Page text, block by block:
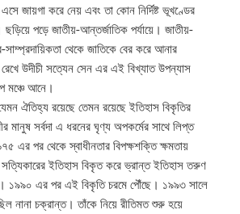
জায়গা করে নেয় এবং তা কোন নির্দিষ্ট ভূখণ্ডের
ছড়িয়ে পড়ে জাতীয়-আন্তর্জাতিক পর্যায়ে। জাতীয়-
সাম্প্রদায়িকতা থেকে জাতিকে বের করে আনার
রেখে উদীচী সত্যেন সেন এর এই বিখ্যাত উপন্যাস
মঞ্চে আনে।
ঐতিহ্য রয়েছে তেমন রয়েছে ইতিহাস বিকৃতির
মানুষ সর্বদা এ ধরনের ঘৃণ্য অপকর্মের সাথে লিপ্ত
এর পর থেকে স্বাধীনতার বিপক্ষশক্তি ক্ষমতায়
সত্যিকারের ইতিহাস বিকৃত করে ভ্রান্ত ইতিহাস তরুণ
১৯৯০ এর পর এই বিকৃতি চরমে পৌঁছে। ১৯৯৩ সালে
নানা চক্রান্ত। তাঁকে নিয়ে রীতিমত শুরু হয়ে